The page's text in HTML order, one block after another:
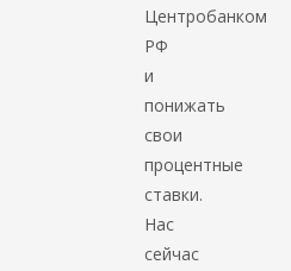
Центробанком
РФ
и
понижать
свои
процентные
ставки.
Нас
сейчас